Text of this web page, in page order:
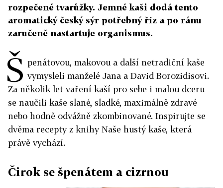
rozpečené tvarůžky. Jemné kaši dodá tento
aromatický český sýr potřebný říz a po ránu
zaručeně nastartuje organismus.
Š penátovou, makovou a další netradiční kaše
vymysleli manželé Jana a David Borozidisovi.
Za několik let vaření kaší pro sebe i malou dceru
se naučili kaše slané, sladké, maximálně zdravé
nebo hodně odvážně zkombinované. Inspirujte se
dvěma recepty z knihy Naše hustý kaše, která
právě vychází.
Čirok se špenátem a cizrnou